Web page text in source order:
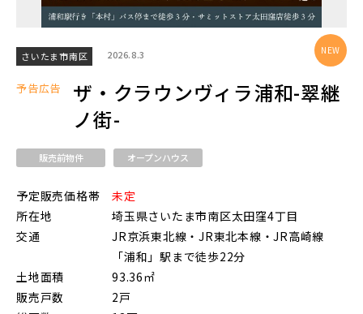
JR
JR京浜東北線
JR埼京線
JR川越線
地図から探す
画像から探す
すべて 埼玉県
さいたま市南区 2026.8.3
予告広告
ザ・クラウンヴィラ浦和-翠継
ノ街-
販売前物件 オープンハウス
予定販売価格帯
未定
所在地
埼玉県さいたま市南区太田窪4丁目
交通
JR京浜東北線・JR東北本線・JR高崎線
「浦和」駅まで徒歩22分
土地面積
93.36㎡
販売戸数
2戸